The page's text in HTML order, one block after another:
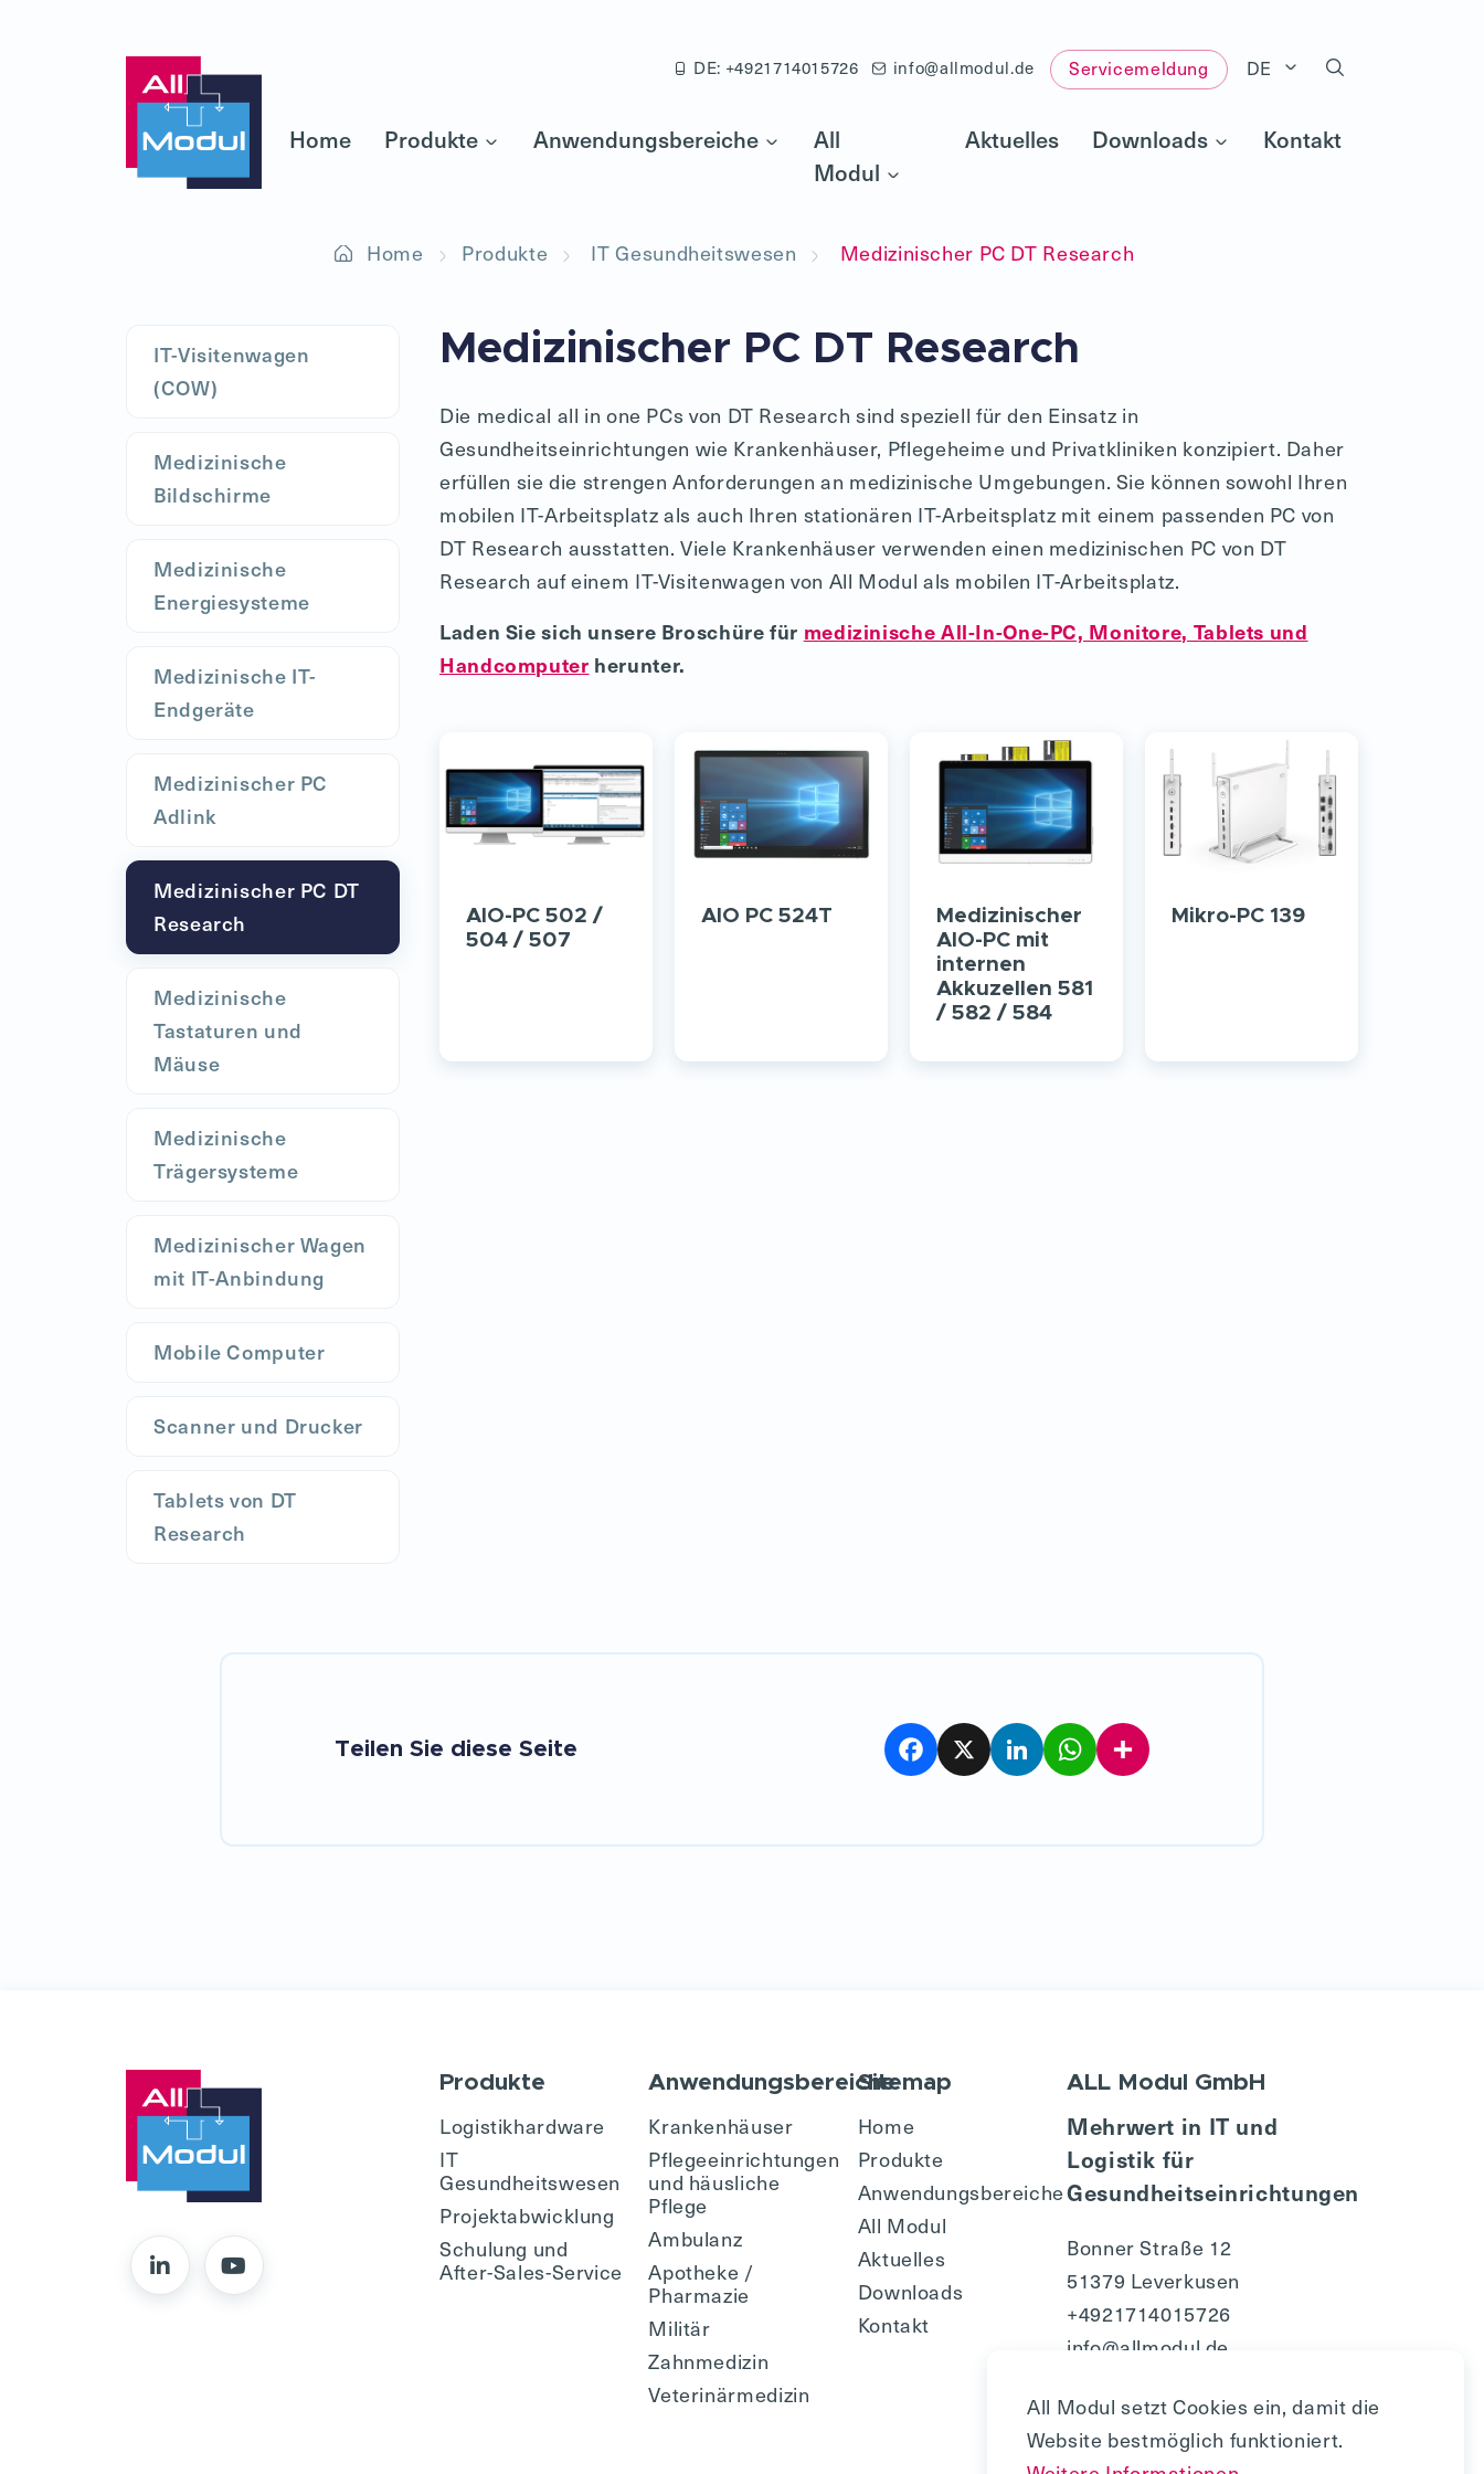
All Modul setzt Cookies ein, damit die
Website bestmöglich funktioniert.
DE: +4921714015726 info@allmodul.de Servicemeldung DE
Home Produkte Anwendungsbereiche
All
Modul
Aktuelles Downloads Kontakt
Home Produkte IT Gesundheitswesen Medizinischer PC DT Research
IT-Visitenwagen
(COW)
Medizinische
Bildschirme
Medizinische
Energiesysteme
Medizinische IT-
Endgeräte
Medizinischer PC
Adlink
Medizinischer PC DT
Research
Medizinische
Tastaturen und
Mäuse
Medizinische
Trägersysteme
Medizinischer Wagen
mit IT-Anbindung
Mobile Computer
Scanner und Drucker
Tablets von DT
Research
Medizinischer PC DT Research
Die medical all in one PCs von DT Research sind speziell für den Einsatz in
Gesundheitseinrichtungen wie Krankenhäuser, Pflegeheime und Privatkliniken konzipiert. Daher
erfüllen sie die strengen Anforderungen an medizinische Umgebungen. Sie können sowohl Ihren
mobilen IT-Arbeitsplatz als auch Ihren stationären IT-Arbeitsplatz mit einem passenden PC von
DT Research ausstatten. Viele Krankenhäuser verwenden einen medizinischen PC von DT
Research auf einem IT-Visitenwagen von All Modul als mobilen IT-Arbeitsplatz.
Laden Sie sich unsere Broschüre für medizinische All-In-One-PC, ­Monitore, Tablets und
Handcomputer herunter.
AIO-PC 502 /
504 / 507
AIO PC 524T
Medizinischer
AIO-PC mit
internen
Akkuzellen 581
/ 582 / 584
Mikro-PC 139
Teilen Sie diese Seite
Facebook LinkedInWhatsApp
Teilen
Produkte
Logistikhardware
IT
Gesundheitswesen
Projektabwicklung
Schulung und
After-Sales-Service
Anwendungsbereiche
Krankenhäuser
Pflegeeinrichtungen
und häusliche
Pflege
Ambulanz
Apotheke /
Pharmazie
Militär
Zahnmedizin
Veterinärmedizin
Sitemap
Home
Produkte
Anwendungsbereiche
All Modul
Aktuelles
Downloads
Kontakt
ALL Modul GmbH
Mehrwert in IT und
Logistik für
Gesundheitseinrichtungen
Bonner Straße 12
51379 Leverkusen
+4921714015726
info@allmodul.de